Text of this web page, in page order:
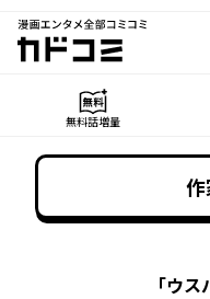
漫画エンタメ全部コミコ
カドコミ
無料話増量
「ウス